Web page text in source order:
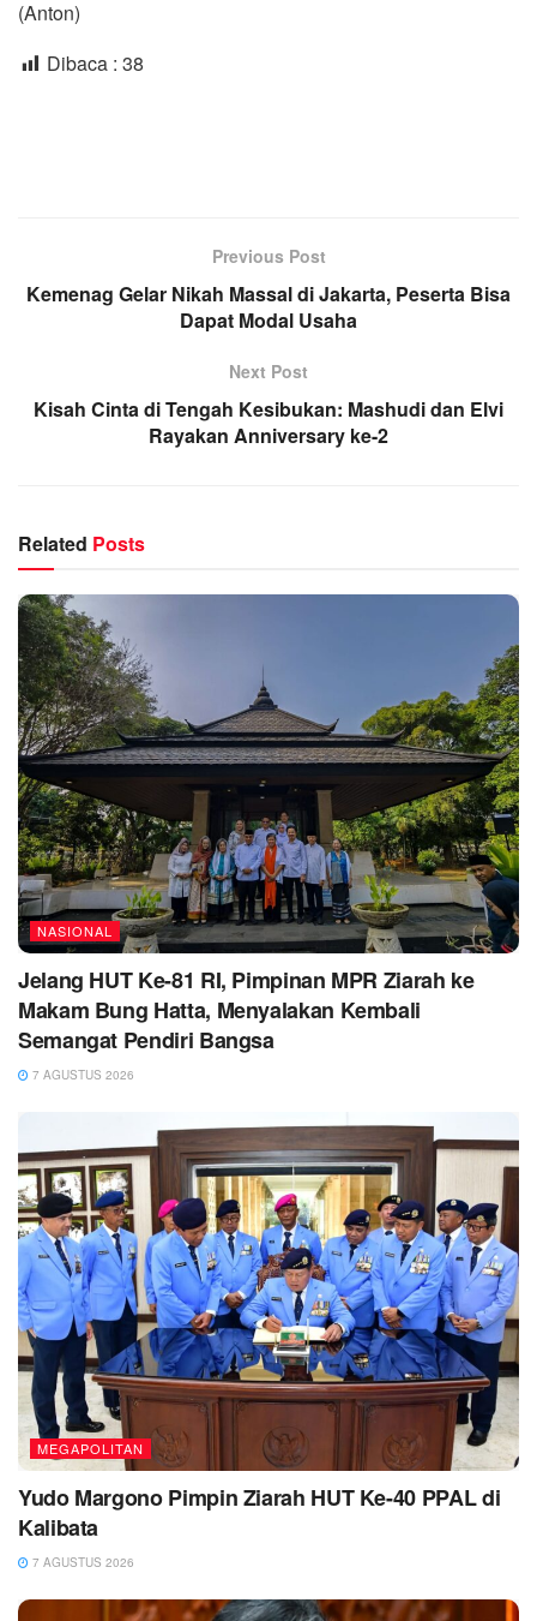
(Anton)
Dibaca : 38
Previous Post
Kemenag Gelar Nikah Massal di Jakarta, Peserta Bisa
Dapat Modal Usaha
Next Post
Kisah Cinta di Tengah Kesibukan: Mashudi dan Elvi
Rayakan Anniversary ke-2
Related Posts
NASIONAL
Jelang HUT Ke-81 RI, Pimpinan MPR Ziarah ke
Makam Bung Hatta, Menyalakan Kembali
Semangat Pendiri Bangsa
7 AGUSTUS 2026
MEGAPOLITAN
Yudo Margono Pimpin Ziarah HUT Ke-40 PPAL di
Kalibata
7 AGUSTUS 2026